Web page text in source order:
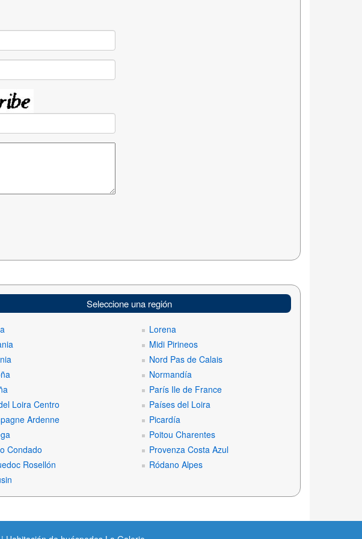
Seleccione una región
Loira Centro
Ardenne
Condado
Rosellón
Lorena
Midi Pirineos
Nord Pas de Calais
Normandía
París Ile de France
Países del Loira
Picardía
Poitou Charentes
Provenza Costa Azul
Ródano Alpes